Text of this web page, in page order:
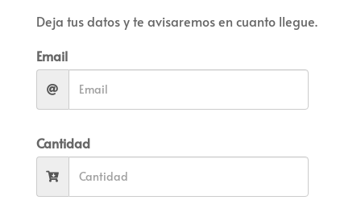
Deja tus datos y te avisaremos en cuanto llegue.
Email
Cantidad